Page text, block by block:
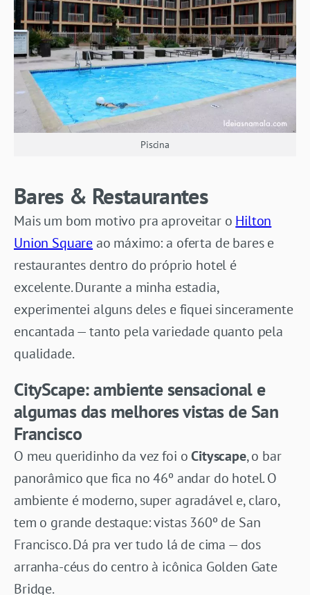
Piscina
Bares & Restaurantes
Mais um bom motivo pra aproveitar o Hilton
Union Squareao máximo: a oferta de bares e
restaurantes dentro do próprio hotel é
excelente. Durante a minha estadia,
experimentei alguns deles e fiquei sinceramente
encantada — tanto pela variedade quanto pela
qualidade.
CityScape: ambiente sensacional e
algumas das melhores vistas de San
Francisco
O meu queridinho da vez foi oCityscape, o bar
panorâmico que fica no 46º andar do hotel. O
ambiente é moderno, super agradável e, claro,
tem o grande destaque: vistas 360º de San
Francisco. Dá pra ver tudo lá de cima — dos
arranha-céus do centro à icônica Golden Gate
Bridge.